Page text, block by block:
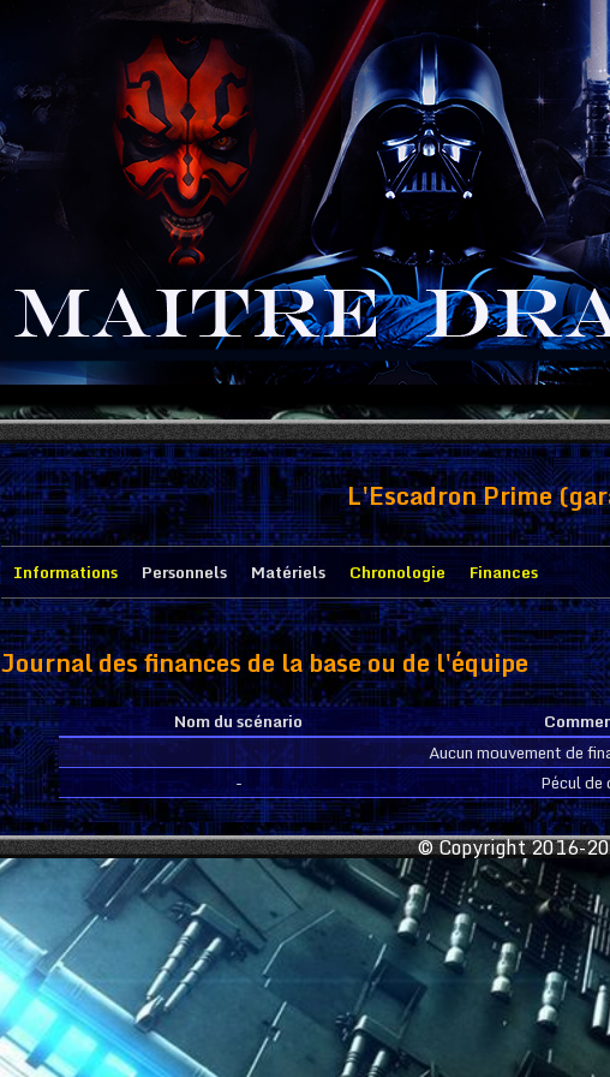
L'Escadron Prime
Informations Personnels Matériels Chronologie Finances
Journal des finances de la base ou de l'équipe
Nom du scénario
Aucun mouvement de
-
Pécul de
© Copyright 2016-